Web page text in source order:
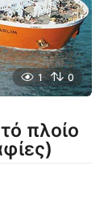
1 0
πλοίο